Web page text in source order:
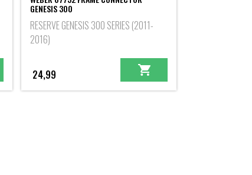
GENESIS 300
RESERVE GENESIS 300 SERIES (2011-
2016)
24,99